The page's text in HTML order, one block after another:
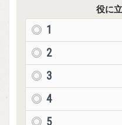
役に
1
2
3
4
5